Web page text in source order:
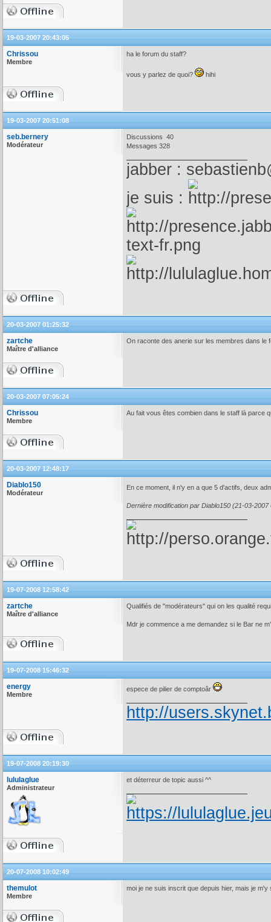
19-03-2007 20:43:05
Chrissou
Membre
ha le forum du staff?
vous y parlez de quoi? hihi
19-03-2007 20:51:08
seb.bernery
Modérateur
Discussions 40
Messages 328
jabber :
je suis :
20-03-2007 01:25:32
zartche
Maître d'alliance
On raconte des anerie sur les membres dans le
20-03-2007 07:05:24
Chrissou
Membre
Au fait vous êtes combien dans le staff là parce
20-03-2007 12:48:17
Diablo150
Modérateur
En ce moment, il n'y en a que 5 d'actifs, deux
Dernière modification par Diablo150 (21-03-2007
19-07-2008 12:58:42
zartche
Maître d'alliance
Qualifiés de "modérateurs" qui on les qualité
Mdr je commence a me demandez si le Bar ne
19-07-2008 15:46:32
energy
Membre
espece de pilier de comptoâr
http://
19-07-2008 20:19:30
lululaglue
Administrateur
et déterreur de topic aussi ^^
20-07-2008 10:02:49
themulot
Membre
moi je ne suis inscrit que depuis hier, mais je